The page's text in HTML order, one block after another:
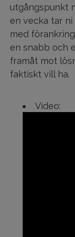
utgångspunkt
en vecka tar
med
en snabb och
framåt mot
faktiskt vill ha.
Video: